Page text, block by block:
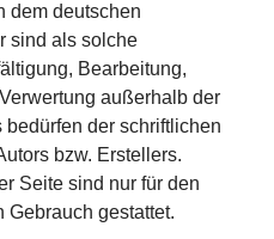
dem deutschen
sind als solche
Bearbeitung,
außerhalb der
der schriftlichen
bzw. Erstellers.
Seite sind nur für den
Gebrauch gestattet.